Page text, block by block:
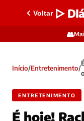
Voltar ▷
👥
Início/Entretenimento/
ENTRETENIMENTO
É hoje!